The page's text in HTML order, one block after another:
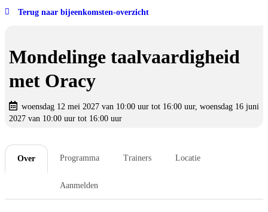
Terug naar bijeenkomsten-overzicht
Mondelinge taalvaardigheid
met Oracy
woensdag 12 mei 2027 van 10:00 uur tot 16:00 uur, woensdag 16 juni
2027 van 10:00 uur tot 16:00 uur
Over Programma Trainers Locatie
Aanmelden